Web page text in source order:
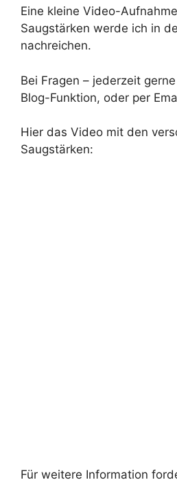
Eine kleine Video-
Saugstärken werde ich in
nachreichen.
Bei Fragen – jederzeit
Blog-Funktion, oder per
Hier das Video mit den
Saugstärken:
Für weitere Information